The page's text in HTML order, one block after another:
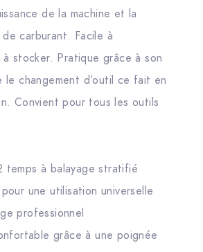
de la machine et la
de carburant. Facile à
stocker. Pratique grâce à son
changement d’outil ce fait en
Convient pour tous les outils
temps à balayage stratifié
une utilisation universelle
professionnel
grâce à une poignée